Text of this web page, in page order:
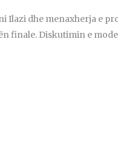
Ilazi dhe menaxherja e
finale. Diskutimin e